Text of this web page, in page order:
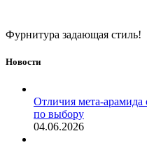
Фурнитура задающая стиль!
Новости
Отличия мета-
по выбору
04.06.2026